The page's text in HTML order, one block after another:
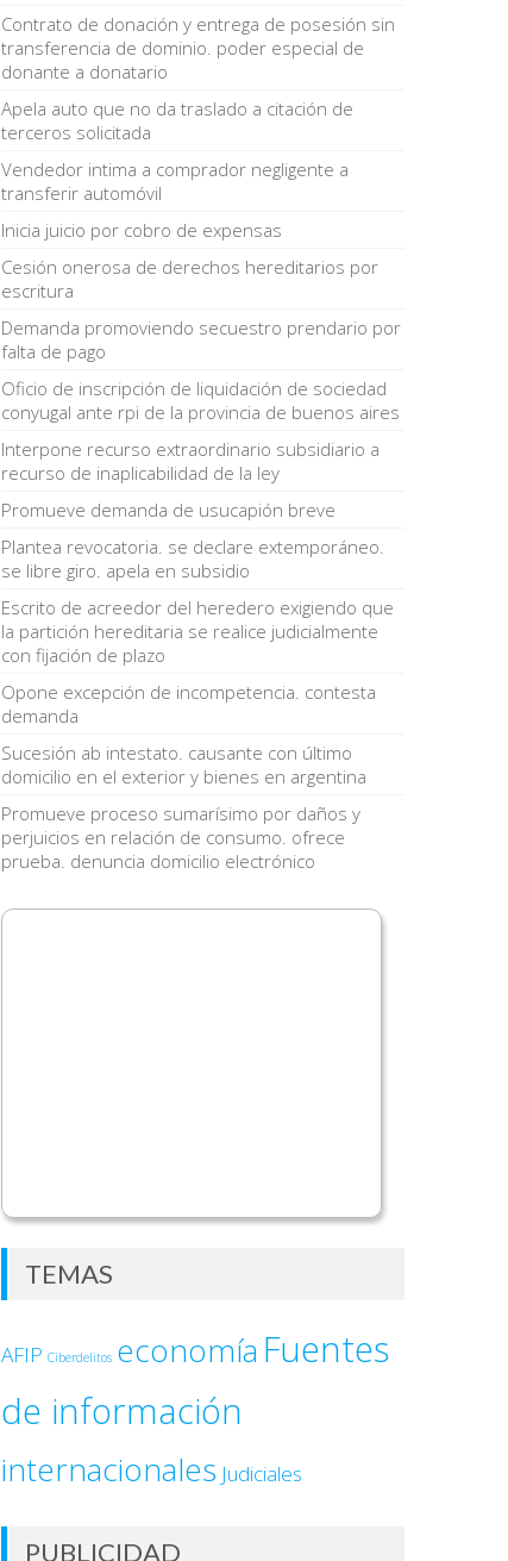
Contrato de donación y entrega de posesión sin
transferencia de dominio. poder especial de
donante a donatario
Apela auto que no da traslado a citación de
terceros solicitada
Vendedor intima a comprador negligente a
transferir automóvil
Inicia juicio por cobro de expensas
Cesión onerosa de derechos hereditarios por
escritura
Demanda promoviendo secuestro prendario por
falta de pago
Oficio de inscripción de liquidación de sociedad
conyugal ante rpi de la provincia de buenos aires
Interpone recurso extraordinario subsidiario a
recurso de inaplicabilidad de la ley
Promueve demanda de usucapión breve
Plantea revocatoria. se declare extemporáneo.
se libre giro. apela en subsidio
Escrito de acreedor del heredero exigiendo que
la partición hereditaria se realice judicialmente
con fijación de plazo
Opone excepción de incompetencia. contesta
demanda
Sucesión ab intestato. causante con último
domicilio en el exterior y bienes en argentina
Promueve proceso sumarísimo por daños y
perjuicios en relación de consumo. ofrece
prueba. denuncia domicilio electrónico
TEMAS
AFIP Ciberdelitos economía Fuentes
de información
internacionales Judiciales
PUBLICIDAD